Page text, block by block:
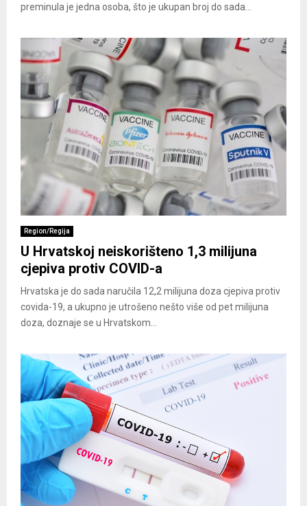
preminula je jedna osoba, što je ukupan broj do sada...
Region/Regija
U Hrvatskoj neiskorišteno 1,3 milijuna
cjepiva protiv COVID-a
Hrvatska je do sada naručila 12,2 milijuna doza cjepiva protiv
covida-19, a ukupno je utrošeno nešto više od pet milijuna
doza, doznaje se u Hrvatskom...